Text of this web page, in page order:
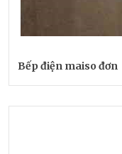
Bếp điện maiso đơn